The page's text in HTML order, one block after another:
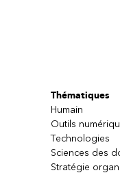
Thématiques
Humain
Outils
Technologies
Sciences des
Stratégie